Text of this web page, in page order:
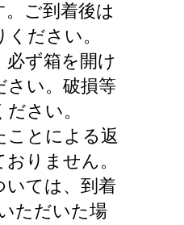
ご到着後は
ださい。
ず箱を開け
さい。破損等
さい。
とによる返
りません。
ては、到着
ただいた場